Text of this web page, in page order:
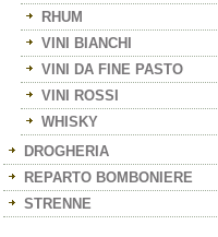
RHUM
VINI BIANCHI
VINI DA FINE PASTO
VINI ROSSI
WHISKY
DROGHERIA
REPARTO BOMBONIERE
STRENNE